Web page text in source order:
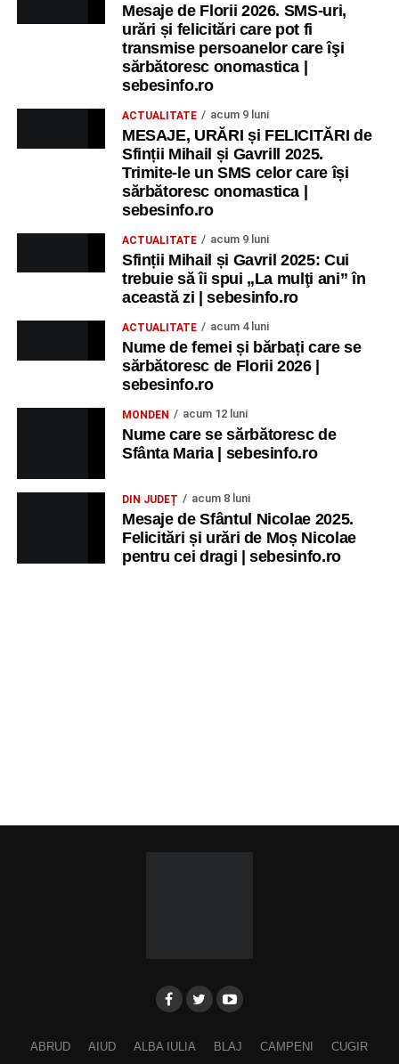
Mesaje de Florii 2026. SMS-uri,
urări și felicitări care pot fi
transmise persoanelor care îşi
sărbătoresc onomastica |
sebesinfo.ro
ACTUALITATE acum 9 luni
MESAJE, URĂRI și FELICITĂRI de
Sfinții Mihail și Gavrill 2025.
Trimite-le un SMS celor care își
sărbătoresc onomastica |
sebesinfo.ro
ACTUALITATE acum 9 luni
Sfinții Mihail și Gavril 2025: Cui
trebuie să îi spui „La mulţi ani” în
această zi | sebesinfo.ro
ACTUALITATE acum 4 luni
Nume de femei și bărbați care se
sărbătoresc de Florii 2026 |
sebesinfo.ro
MONDEN acum 12 luni
Nume care se sărbătoresc de
Sfânta Maria | sebesinfo.ro
DIN JUDEȚ acum 8 luni
Mesaje de Sfântul Nicolae 2025.
Felicitări și urări de Moș Nicolae
pentru cei dragi | sebesinfo.ro
ABRUD AIUD ALBA IULIA BLAJ CAMPENI
CUGIR